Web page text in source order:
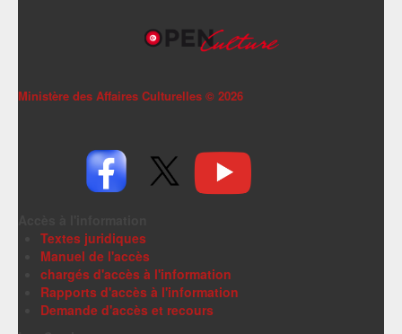
Ministère des Affaires Culturelles © 2026
Textes juridiques
Manuel de l'accès
chargés d'accès à l'information
Rapports d'accès à l'information
Demande d'accès et recours